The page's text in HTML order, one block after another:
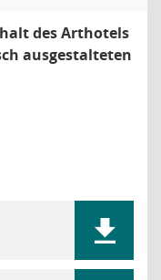
des Arthotels
ausgestalteten